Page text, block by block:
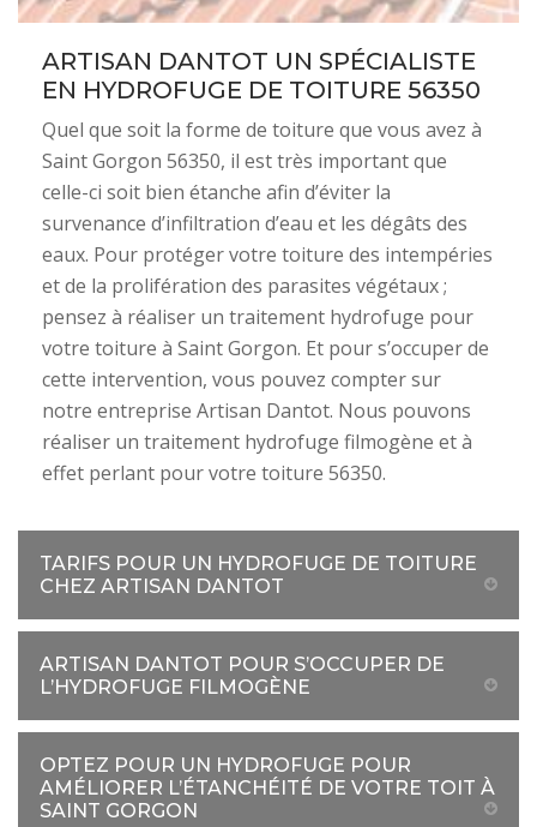
ARTISAN DANTOT UN SPÉCIALISTE
EN HYDROFUGE DE TOITURE 56350
Quel que soit la forme de toiture que vous avez à
Saint Gorgon 56350, il est très important que
celle-ci soit bien étanche afin d’éviter la
survenance d’infiltration d’eau et les dégâts des
eaux. Pour protéger votre toiture des intempéries
et de la prolifération des parasites végétaux ;
pensez à réaliser un traitement hydrofuge pour
votre toiture à Saint Gorgon. Et pour s’occuper de
cette intervention, vous pouvez compter sur
notre entreprise Artisan Dantot. Nous pouvons
réaliser un traitement hydrofuge filmogène et à
effet perlant pour votre toiture 56350.
TARIFS POUR UN HYDROFUGE DE TOITURE
CHEZ ARTISAN DANTOT
ARTISAN DANTOT POUR S’OCCUPER DE
L’HYDROFUGE FILMOGÈNE
OPTEZ POUR UN HYDROFUGE POUR
AMÉLIORER L’ÉTANCHÉITÉ DE VOTRE TOIT À
SAINT GORGON